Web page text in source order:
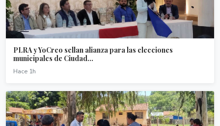
PLRA y YoCreo sellan alianza para las elecciones
municipales de Ciudad...
Hace 1h